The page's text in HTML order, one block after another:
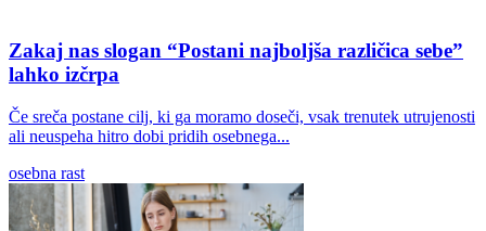
Zakaj nas slogan “Postani najboljša različica sebe”
lahko izčrpa
Če sreča postane cilj, ki ga moramo doseči, vsak trenutek utrujenosti
ali neuspeha hitro dobi pridih osebnega...
osebna rast